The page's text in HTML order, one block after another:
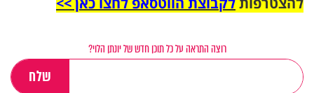
רוצה התראה על כל תוכן חדש של יונתן הלוי?